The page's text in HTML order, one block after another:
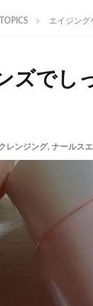
エイジング
ズで
レンジング, ナールス